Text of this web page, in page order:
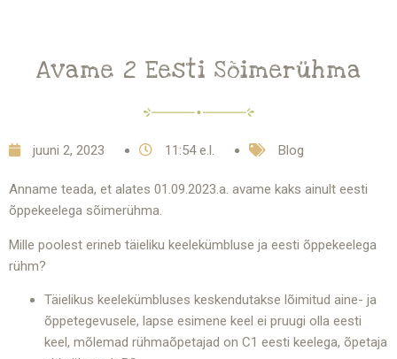
Avame 2 Eesti Sõimerühma
juuni 2, 2023 11:54 e.l. Blog
Anname teada, et alates 01.09.2023.a. avame kaks ainult eesti
õppekeelega sõimerühma.
Mille poolest erineb täieliku keelekümbluse ja eesti õppekeelega
rühm?
Täielikus keelekümbluses keskendutakse lõimitud aine- ja
õppetegevusele, lapse esimene keel ei pruugi olla eesti
keel, mõlemad rühmaõpetajad on C1 eesti keelega, õpetaja